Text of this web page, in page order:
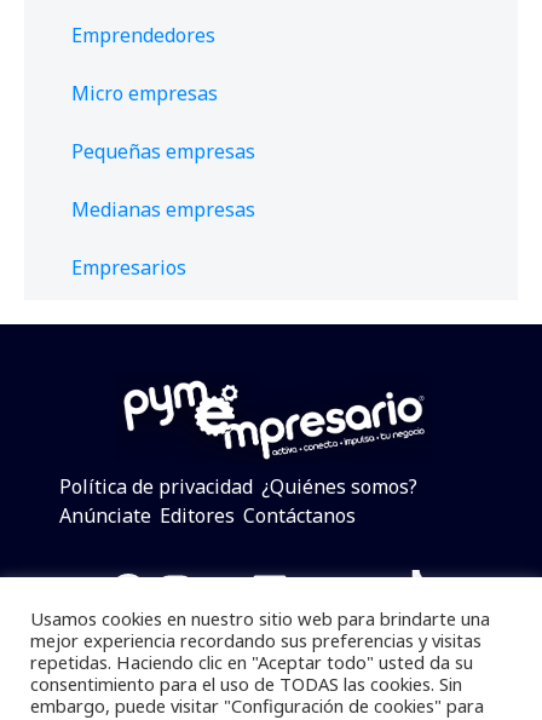
Emprendedores
Micro empresas
Pequeñas empresas
Medianas empresas
Empresarios
Política de privacidad ¿Quiénes somos?
Anúnciate Editores Contáctanos
Facebook
Instagram
Twitter
LinkedIn
Telegram
YouTube
TikTok
Pymempresario © 2025 Todos los derechos reservados.
Usamos cookies en nuestro sitio web para brindarte una
mejor experiencia recordando sus preferencias y visitas
repetidas. Haciendo clic en "Aceptar todo" usted da su
consentimiento para el uso de TODAS las cookies. Sin
embargo, puede visitar "Configuración de cookies" para